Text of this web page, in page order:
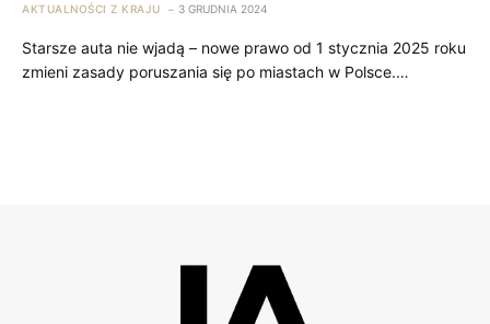
AKTUALNOŚCI Z KRAJU 3 GRUDNIA 2024
Starsze auta nie wjadą – nowe prawo od 1 stycznia 2025 roku
zmieni zasady poruszania się po miastach w Polsce.…